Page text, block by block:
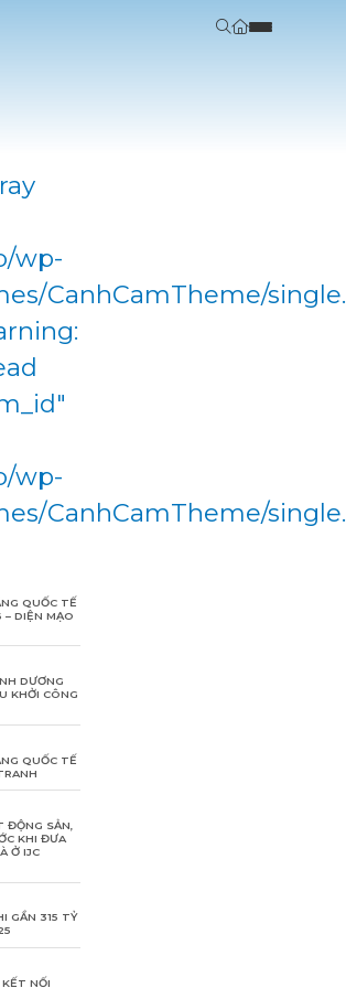
wp-
CanhCamTheme/
wp-
CanhCamTheme/
QUỐC TẾ
– DIỆN MẠO
DƯƠNG
KHỞI CÔNG
QUỐC TẾ
ĐỘNG SẢN,
KHI ĐƯA
Ở IJC
GẦN 315 TỶ
NỐI